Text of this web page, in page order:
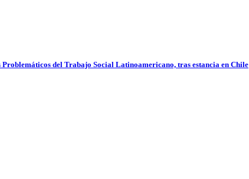
del Trabajo Social Latinoamericano, tras estancia en Chile